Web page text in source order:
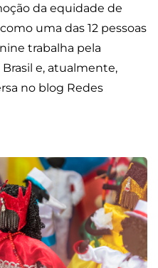
da equidade de
uma das 12 pessoas
trabalha pela
e, atualmente,
no blog Redes